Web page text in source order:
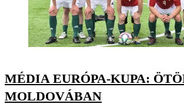
MÉDIA EURÓPA-KUPA:
MOLDOVÁBAN